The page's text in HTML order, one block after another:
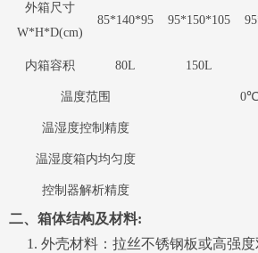
外箱尺寸
W*H*D(cm)
85*140*95 95*150*105
内箱容积 80L 150L
温度范围
温湿度控制精度
温湿度箱内均匀度
控制器解析精度
二、箱体结构及材料:
1. 外壳材料：拉丝不锈钢板或高强度